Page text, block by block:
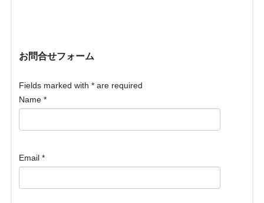
お問合せフォーム
Fields marked with * are required
Name *
Email *